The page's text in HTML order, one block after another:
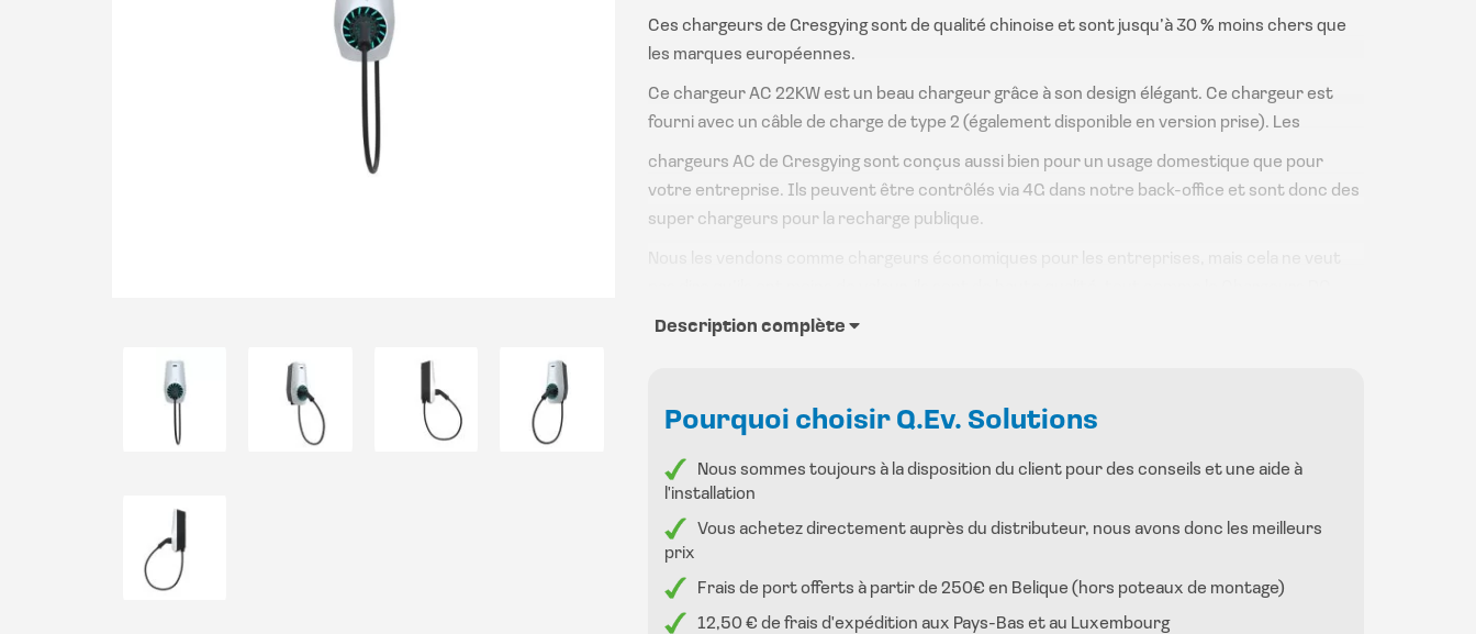
Ces chargeurs de Gresgying sont de qualité chinoise et sont jusqu’à 30 % moins chers que
les marques européennes.
Ce chargeur AC 22KW est un beau chargeur grâce à son design élégant. Ce chargeur est
fourni avec un câble de charge de type 2 (également disponible en version prise). Les
chargeurs AC de Gresgying sont conçus aussi bien pour un usage domestique que pour
votre entreprise. Ils peuvent être contrôlés via 4G dans notre back-office et sont donc des
super chargeurs pour la recharge publique.
pour lesquels ce fabricant est connu.
comme dans votre station-service de confiance, ce qui est un nouveau concept pour le
Chez Q ev solutions, nous proposons le service pour la Belgique et garantissons une
office, ce qui signifie que nous sommes autorisés à les surveiller et à les contrôler à distance,
ce qui facilite le travail.
Description complète
Pourquoi choisir Q.Ev. Solutions
Nous sommes toujours à la disposition du client pour des conseils et une aide à
l'installation
Vous achetez directement auprès du distributeur, nous avons donc les meilleurs
prix
Frais de port offerts à partir de 250€ en Belique (hors poteaux de montage)
12,50 € de frais d'expédition aux Pays-Bas et au Luxembourg